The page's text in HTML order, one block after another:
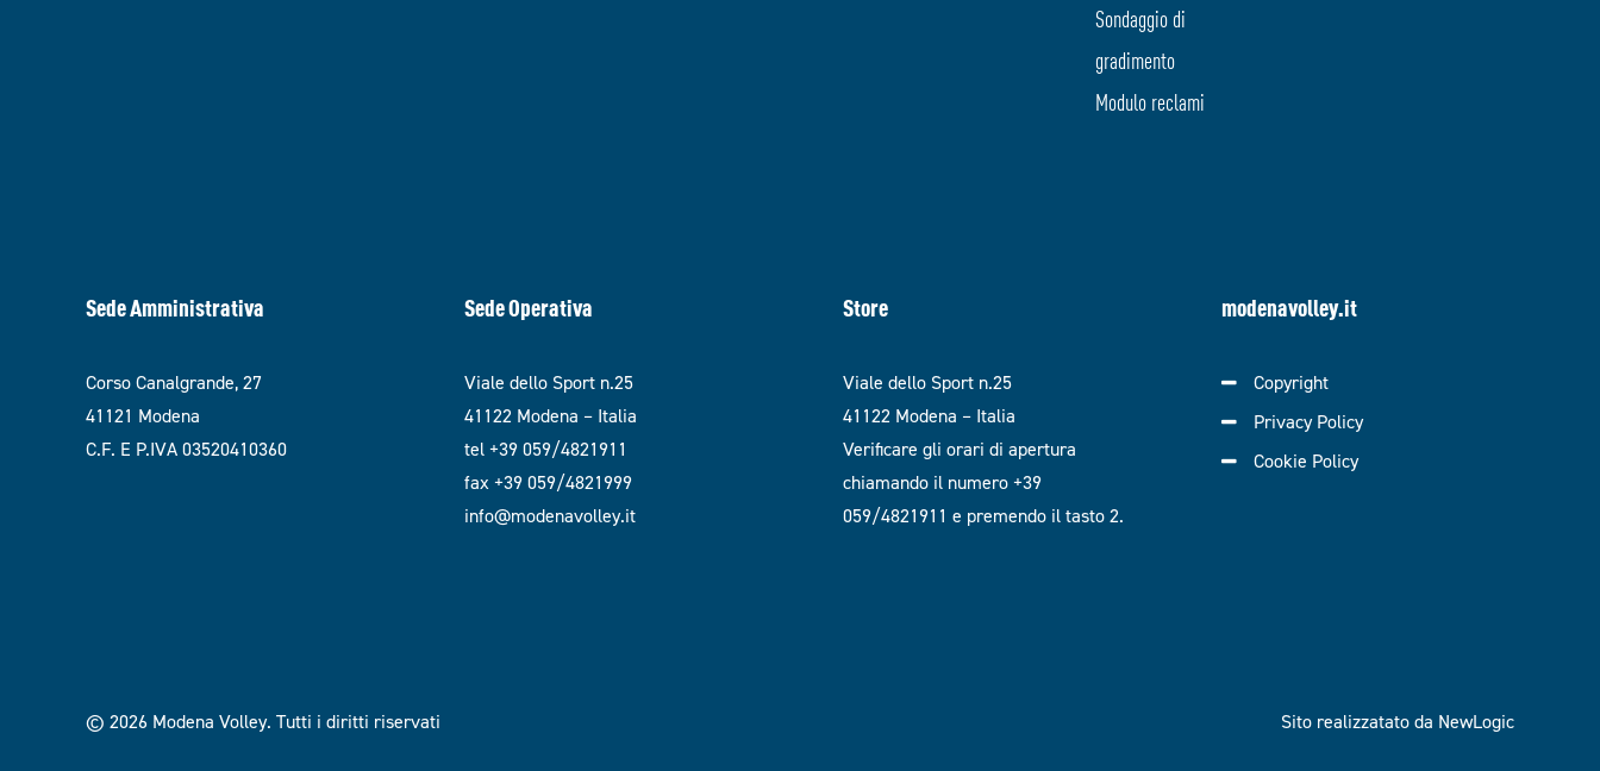
Sondaggio di
gradimento
Modulo reclami
Sede Amministrativa
Corso Canalgrande, 27
41121 Modena
C.F. E P.IVA 03520410360
Sede Operativa
Viale dello Sport n.25
41122 Modena – Italia
tel +39 059/4821911
fax +39 059/4821999
info@modenavolley.it
Store
Viale dello Sport n.25
41122 Modena – Italia
Verificare gli orari di apertura
chiamando il numero +39
059/4821911 e premendo il tasto 2.
modenavolley.it
Copyright
Privacy Policy
Cookie Policy
© 2026 Modena Volley. Tutti i diritti riservati Sito realizzatato da NewLogic